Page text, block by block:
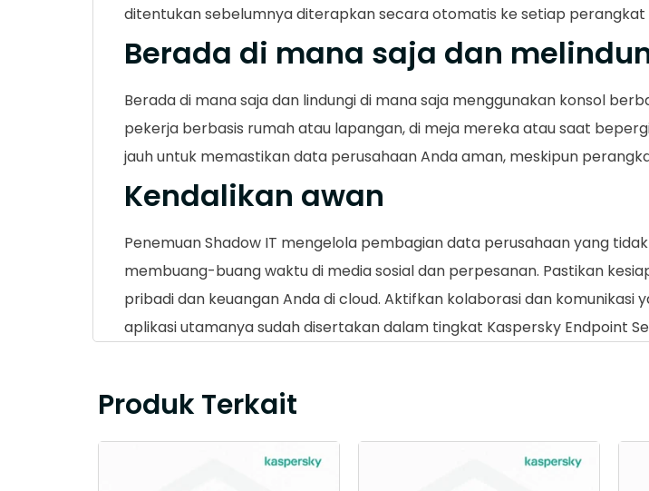
ditentukan sebelumnya diterapkan secara otomatis ke setiap
Berada di mana saja dan
Berada di mana saja dan lindungi di mana saja menggunakan konsol
pekerja berbasis rumah atau lapangan, di meja mereka atau saat
jauh untuk memastikan data perusahaan Anda aman, meskipun
Kendalikan awan
Penemuan Shadow IT mengelola pembagian data perusahaan yang
membuang-buang waktu di media sosial dan perpesanan. Pastikan
pribadi dan keuangan Anda di cloud. Aktifkan kolaborasi dan
aplikasi utamanya sudah disertakan dalam tingkat Kaspersky Endpoint
Produk Terkait